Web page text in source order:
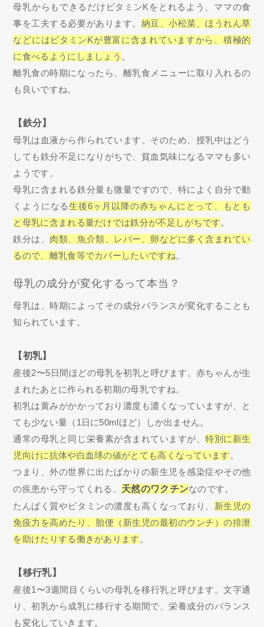
母乳からもできるだけビタミンKをとれるよう、ママの食
事を工夫する必要があります。 納豆、小松菜、ほうれん草
などにはビタミンKが豊富に含まれていますから、積極的
に食べるようにしましょう 。
離乳食の時期になったら、離乳食メニューに取り入れるの
も良いですね。
【鉄分】
母乳は血液から作られています。そのため、授乳中はどう
しても鉄分不足になりがちで、貧血気味になるママも多い
ようです。
母乳に含まれる鉄分量も微量ですので、特によく自分で動
くようになる生後6ヶ月以降の赤ちゃんにとって、もとも
と母乳に含まれる量だけでは鉄分が不足しがちです。
鉄分は、 肉類、魚介類、レバー、卵などに多く含まれてい
るので、離乳食等でカバーしたいですね。
母乳の成分が変化するって本当？
母乳は、時期によってその成分バランスが変化することも
知られています。
【初乳】
産後2〜5日間ほどの母乳を初乳と呼びます。赤ちゃんが生
まれたあとに作られる初期の母乳ですね。
初乳は黄みがかかっており濃度も濃くなっていますが、と
ても少ない量（1日に50mlほど）しか出ません。
通常の母乳と同じ栄養素が含まれていますが、特別に新生
児向けに抗体や白血球の値がとても高くなっています 。
つまり、外の世界に出たばかりの新生児を感染症やその他
の疾患から守ってくれる、 天然のワクチンなのです。
たんぱく質やビタミンの濃度も高くなっており、 新生児の
免疫力を高めたり、胎便（新生児の最初のウンチ）の排泄
を助けたりする働きがあります 。
【移行乳】
産後1〜3週間目くらいの母乳を移行乳と呼びます。文字通
り、初乳から成乳に移行する期間で、栄養成分のバランス
も変化していきます。